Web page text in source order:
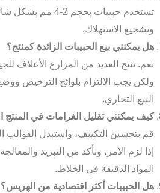
تستخدم حبيبات بحجم
وتشجيع الاستهلاك.
هل يمكنني بيع الحبيبات الزائدة كمنتج؟
نعم. تنتج العديد من المزارع الأعلاف
ولكن يجب الالتزام بلوائح الترخيص
البيع التجاري.
كيف يمكنني تقليل الغرامات في المنتج
قم بتحسين التكييف، واستبدل القوالب
إذا لزم الأمر، وتأكد من التبريد
المواد الدقيقة في الخلاط.
هل الحبيبات أكثر اقتصادية من الهريس؟